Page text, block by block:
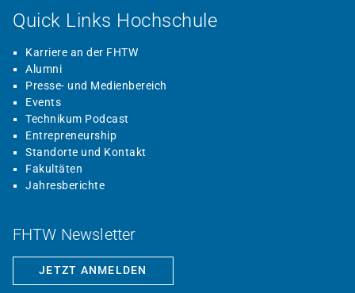
Quick Links Hochschule
Karriere an der FHTW
Alumni
Presse- und Medienbereich
Events
Technikum Podcast
Entrepreneurship
Standorte und Kontakt
Fakultäten
Jahresberichte
FHTW Newsletter
JETZT ANMELDEN